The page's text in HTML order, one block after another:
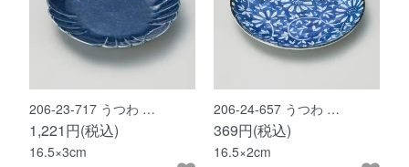
206-23-717 うつわ …
1,221円(税込)
16.5×3cm
206-24-657 うつわ …
369円(税込)
16.5×2cm